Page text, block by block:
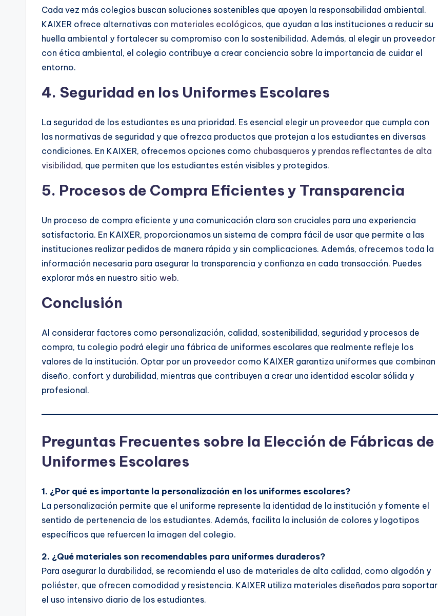
Cada vez más colegios buscan soluciones sostenibles que apoyen la responsabilidad ambiental.
KAIXER ofrece alternativas con materiales ecológicos, que ayudan a las instituciones a reducir su
huella ambiental y fortalecer su compromiso con la sostenibilidad. Además, al elegir un proveedor
con ética ambiental, el colegio contribuye a crear conciencia sobre la importancia de cuidar el
entorno.
4. Seguridad en los Uniformes Escolares
La seguridad de los estudiantes es una prioridad. Es esencial elegir un proveedor que cumpla con
las normativas de seguridad y que ofrezca productos que protejan a los estudiantes en diversas
condiciones. En KAIXER, ofrecemos opciones como chubasqueros y prendas reflectantes de alta
visibilidad, que permiten que los estudiantes estén visibles y protegidos.
5. Procesos de Compra Eficientes y Transparencia
Un proceso de compra eficiente y una comunicación clara son cruciales para una experiencia
satisfactoria. En KAIXER, proporcionamos un sistema de compra fácil de usar que permite a las
instituciones realizar pedidos de manera rápida y sin complicaciones. Además, ofrecemos toda la
información necesaria para asegurar la transparencia y confianza en cada transacción. Puedes
explorar más en nuestro sitio web.
Conclusión
Al considerar factores como personalización, calidad, sostenibilidad, seguridad y procesos de
compra, tu colegio podrá elegir una fábrica de uniformes escolares que realmente refleje los
valores de la institución. Optar por un proveedor como KAIXER garantiza uniformes que combinan
diseño, confort y durabilidad, mientras que contribuyen a crear una identidad escolar sólida y
profesional.
Preguntas Frecuentes sobre la Elección de Fábricas de
Uniformes Escolares
1. ¿Por qué es importante la personalización en los uniformes escolares?
La personalización permite que el uniforme represente la identidad de la institución y fomente el
sentido de pertenencia de los estudiantes. Además, facilita la inclusión de colores y logotipos
específicos que refuercen la imagen del colegio.
2. ¿Qué materiales son recomendables para uniformes duraderos?
Para asegurar la durabilidad, se recomienda el uso de materiales de alta calidad, como algodón y
poliéster, que ofrecen comodidad y resistencia. KAIXER utiliza materiales diseñados para soportar
el uso intensivo diario de los estudiantes.